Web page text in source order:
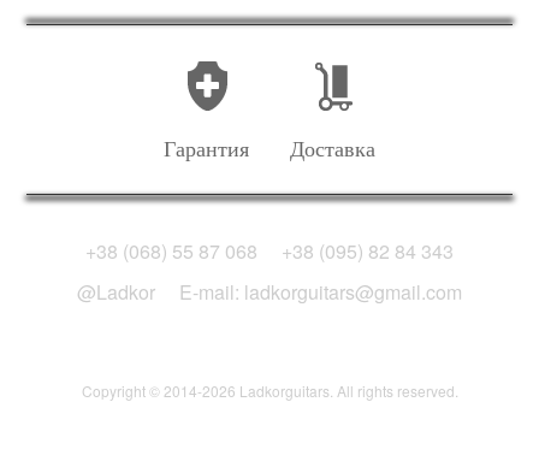
Гарантия Доставка
+38 (068) 55 87 068
+38 (095) 82 84 343
@Ladkor
E-mail: ladkorguitars@gmail.com
Copyright © 2014-2026 Ladkorguitars. All rights reserved.